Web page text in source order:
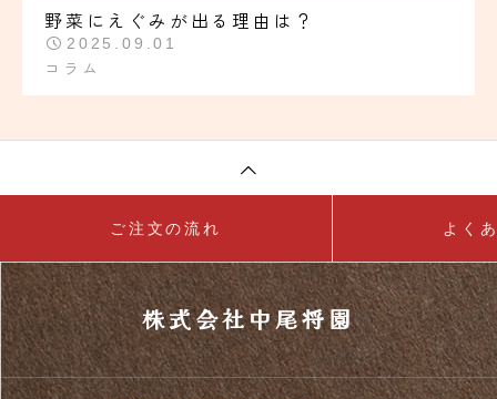
野菜にえぐみが出る理由は？
2025.09.01
コラム
ご注文の流れ よく
株式会社中尾将園